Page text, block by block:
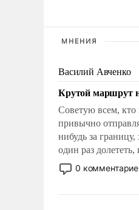
МНЕНИЯ
Василий Авченко
Крутой маршрут
Советую всем, кто
привычно
нибудь за границу,
один раз долететь,
доехать, или
Колымы, до края
0